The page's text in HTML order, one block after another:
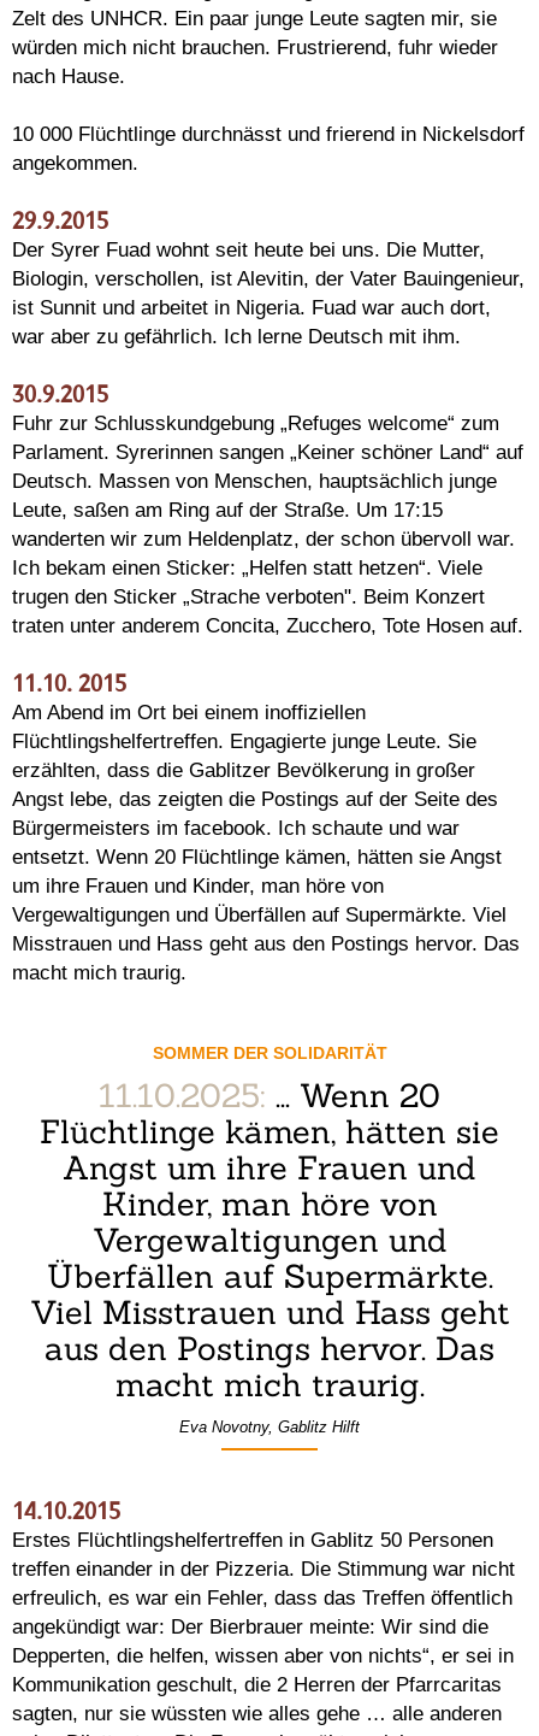
Zelt des UNHCR. Ein paar junge Leute sagten mir, sie
würden mich nicht brauchen. Frustrierend, fuhr wieder
nach Hause.
10 000 Flüchtlinge durchnässt und frierend in Nickelsdorf
angekommen.
29.9.2015
Der Syrer Fuad wohnt seit heute bei uns. Die Mutter,
Biologin, verschollen, ist Alevitin, der Vater Bauingenieur,
ist Sunnit und arbeitet in Nigeria. Fuad war auch dort,
war aber zu gefährlich. Ich lerne Deutsch mit ihm.
30.9.2015
Fuhr zur Schlusskundgebung „Refuges welcome“ zum
Parlament. Syrerinnen sangen „Keiner schöner Land“ auf
Deutsch. Massen von Menschen, hauptsächlich junge
Leute, saßen am Ring auf der Straße. Um 17:15
wanderten wir zum Heldenplatz, der schon übervoll war.
Ich bekam einen Sticker: „Helfen statt hetzen“. Viele
trugen den Sticker „Strache verboten". Beim Konzert
traten unter anderem Concita, Zucchero, Tote Hosen auf.
11.10. 2015
Am Abend im Ort bei einem inoffiziellen
Flüchtlingshelfertreffen. Engagierte junge Leute. Sie
erzählten, dass die Gablitzer Bevölkerung in großer
Angst lebe, das zeigten die Postings auf der Seite des
Bürgermeisters im facebook. Ich schaute und war
entsetzt. Wenn 20 Flüchtlinge kämen, hätten sie Angst
um ihre Frauen und Kinder, man höre von
Vergewaltigungen und Überfällen auf Supermärkte. Viel
Misstrauen und Hass geht aus den Postings hervor. Das
macht mich traurig.
SOMMER DER SOLIDARITÄT
11.10.2025: ... Wenn 20
Flüchtlinge kämen, hätten sie
Angst um ihre Frauen und
Kinder, man höre von
Vergewaltigungen und
Überfällen auf Supermärkte.
Viel Misstrauen und Hass geht
aus den Postings hervor. Das
macht mich traurig.
Eva Novotny, Gablitz Hilft
14.10.2015
Erstes Flüchtlingshelfertreffen in Gablitz 50 Personen
treffen einander in der Pizzeria. Die Stimmung war nicht
erfreulich, es war ein Fehler, dass das Treffen öffentlich
angekündigt war: Der Bierbrauer meinte: Wir sind die
Depperten, die helfen, wissen aber von nichts“, er sei in
Kommunikation geschult, die 2 Herren der Pfarrcaritas
sagten, nur sie wüssten wie alles gehe … alle anderen